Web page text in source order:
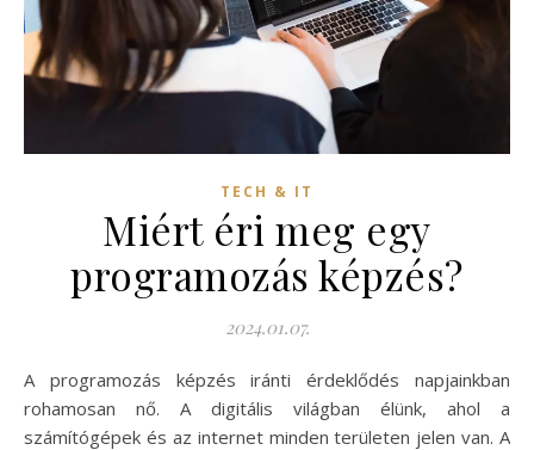
TECH & IT
Miért éri meg egy
programozás képzés?
2024.01.07.
A programozás képzés iránti érdeklődés napjainkban
rohamosan nő. A digitális világban élünk, ahol a
számítógépek és az internet minden területen jelen van. A